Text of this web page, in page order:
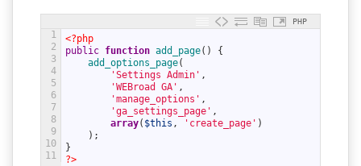
PHP
1
2
3
4
5
6
7
8
9
10
11
<?php
public function add_page( )
{
add_options_page(
'Settings Admin' ,
'WEBroad GA' ,
'manage_options' ,
'ga_settings_page' ,
array( $this , 'create_page' )
) ;
}
?>